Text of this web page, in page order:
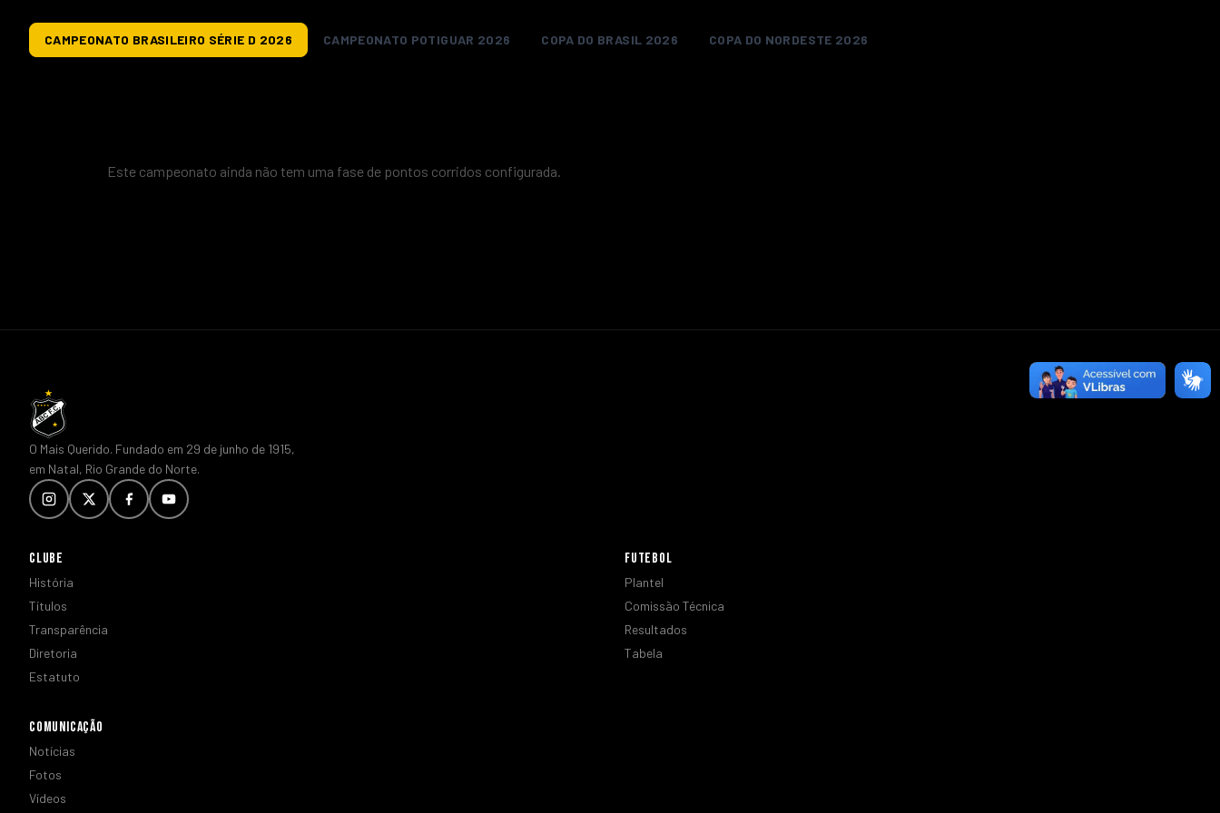
CAMPEONATO BRASILEIRO SÉRIE D 2026 CAMPEONATO POTIGUAR 2026 COPA DO BRASIL 2026 COPA DO NORDESTE 2026
Este campeonato ainda não tem uma fase de pontos corridos configurada.
O Mais Querido. Fundado em 29 de junho de 1915,
em Natal, Rio Grande do Norte.
CLUBE
História
Títulos
Transparência
Diretoria
Estatuto
FUTEBOL
Plantel
Comissão Técnica
Resultados
Tabela
COMUNICAÇÃO
Notícias
Fotos
Vídeos